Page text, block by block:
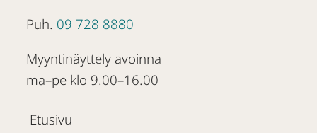
Puh. 09 728 8880
Myyntinäyttely avoinna
ma–pe klo 9.00–16.00
Etusivu